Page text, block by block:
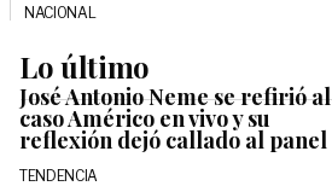
NACIONAL
Lo último
José Antonio Neme se refirió al
caso Américo en vivo y su
reflexión dejó callado al panel
TENDENCIA